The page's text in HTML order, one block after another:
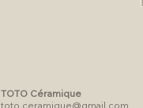
TOTO Céramique
toto.ceramique@gmail.com